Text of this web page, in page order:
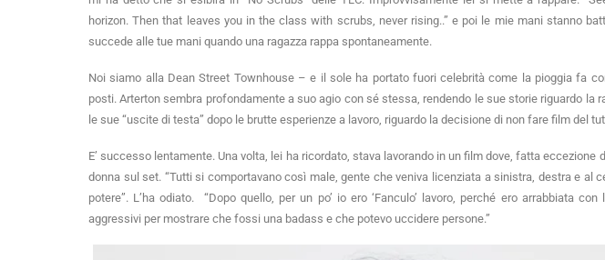
horizon. Then that leaves you in the class with scrubs, never rising..” e poi le mie mani stanno
succede alle tue mani quando una ragazza rappa spontaneamente.
Noi siamo alla Dean Street Townhouse – e il sole ha portato fuori celebrità come la pioggia fa
posti. Arterton sembra profondamente a suo agio con sé stessa, rendendo le sue storie riguardo la
le sue “uscite di testa” dopo le brutte esperienze a lavoro, riguardo la decisione di non fare film del
E’ successo lentamente. Una volta, lei ha ricordato, stava lavorando in un film dove, fatta eccezione
donna sul set. “Tutti si comportavano così male, gente che veniva licenziata a sinistra, destra e al
potere”. L’ha odiato. “Dopo quello, per un po’ io ero ‘Fanculo’ lavoro, perché ero arrabbiata
aggressivi per mostrare che fossi una badass e che potevo uccidere persone.”